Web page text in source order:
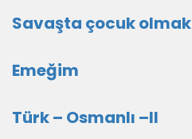
Savaşta çocuk olmak
Emeğim
Türk – Osmanlı –II